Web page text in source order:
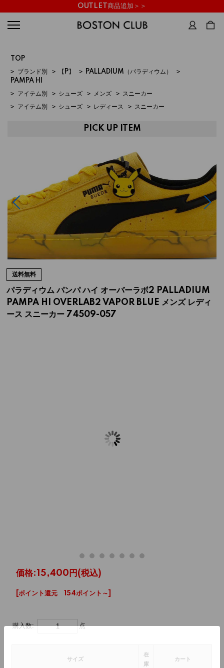
OUTLET商品追加＞＞
TOP
> ブランド別 > 【P】 > PALLADIUM（パラディウム）
>
PAMPA HI
> アイテム別 > シューズ > メンズ > スニーカー
> アイテム別 > シューズ > レディース > スニーカー
PICK UP ITEM
送料無料
パラディウム パンパ ハイ オーバーラボ2 PALLADIUM
PAMPA HI OVERLAB2 VAPOR BLUE メンズ レディ
ース スニーカー 74509-057
価格:15,400円 (税込)
[ポイント還元 154ポイント～]
購入数: 点
サイズ
在
庫
カート